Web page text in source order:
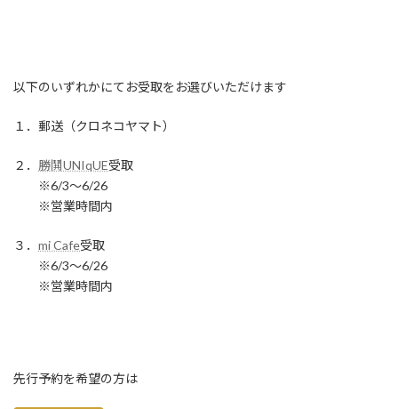
以下のいずれかにてお受取をお選びいただけます
１．郵送（クロネコヤマト）
２． 勝鬨UNIqUE受取
※6/3〜6/26
※営業時間内
３． mi Cafe受取
※6/3〜6/26
※営業時間内
先行予約を希望の方は